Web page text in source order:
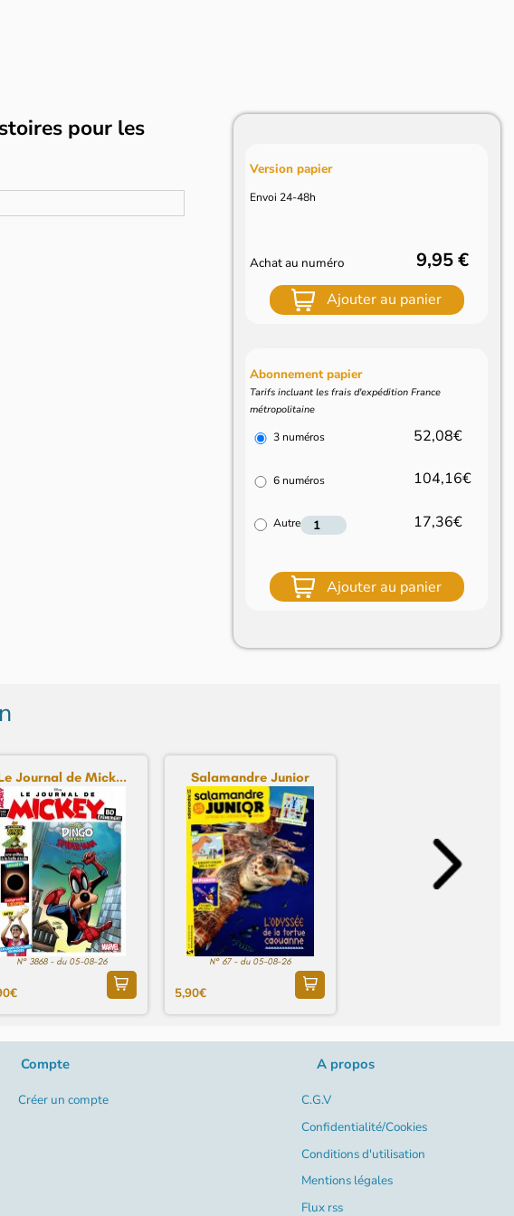
pour les
Version papier
Envoi 24-48h
Achat au numéro 9,95 €
Ajouter au panier
Abonnement papier
Tarifs incluant les frais d'expédition France
métropolitaine
3 numéros 52,08€
6 numéros 104,16€
Autre 17,36€
Ajouter au panier
Journal de Mick...
N° 3868 - du 05-08-26
Salamandre Junior
N° 67 - du 05-08-26
5,90€
Compte
Créer un compte
A propos
C.G.V
Confidentialité/Cookies
Conditions d'utilisation
Mentions légales
Flux rss